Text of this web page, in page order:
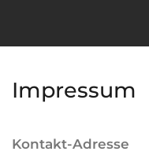
Impressum
Kontakt-Adresse